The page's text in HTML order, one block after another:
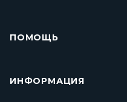
ПОМОЩЬ
ИНФОРМАЦИЯ